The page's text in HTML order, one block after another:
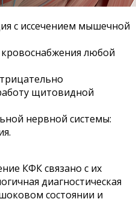
с иссечением мышечной
любой
щитовидной
нервной системы:
КФК связано с их
диагностическая
состоянии и